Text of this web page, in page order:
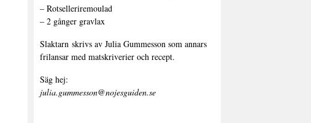
– Rotselleriremoulad
– 2 gånger gravlax
Slaktarn skrivs av Julia Gummesson som annars
frilansar med matskriverier och recept.
Säg hej:
julia.gummesson@nojesguiden.se